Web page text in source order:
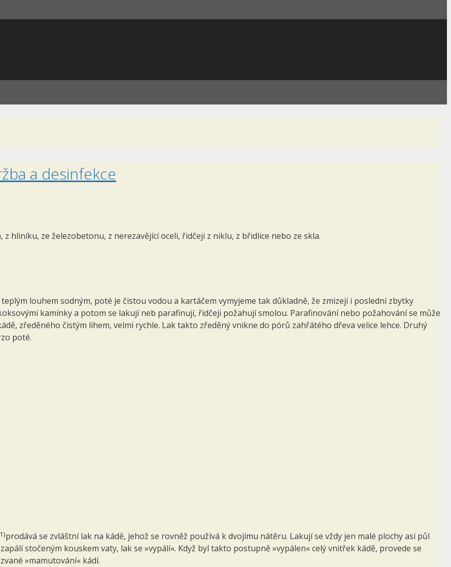
a desinfekce
hliníku, ze železobetonu, z nerezavějící oceli, řidčeji z niklu, z břidlice nebo ze skla.
louhem sodným, poté je čistou vodou a kartá­čem vymyjeme tak důkladně, že zmizejí i poslední zbytky
kamínky a potom se lakují neb parafinují, řid­čeji požahují smolou. Parafinování nebo požahování se může
zře­děného čistým lihem, velmi rychle. Lak takto zředěný vnik­ne do pórů zahřátého dřeva velice lehce. Druhý
poté.
1)prodává se zvláštní lak na kádě, jehož se rovněž používá k dvojímu nátěru. Lakují se vždy jen malé plochy asi půl
stočeným kouskem vaty, lak se »vypálí«. Když byl takto postupně »vypálen« celý vnitřek kádě, provede se
»mamutování« kádí.